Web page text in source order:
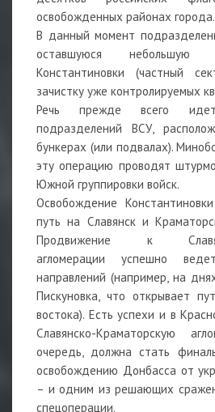
освобожденных районах города.
В данный момент
оставшуюся небольшую
Константиновки (частный
зачистку уже контролируемых
Речь прежде всего
подразделений ВСУ,
бункерах (или подвалах).
эту операцию проводят
Южной группировки войск.
Освобождение
путь на Славянск и
Продвижение к
агломерации успешно
направлений (например, на
Пискуновка, что открывает
востока). Есть успехи и в
Славянско-Краматорскую
очередь, должна стать
освобождению Донбасса от
– и одним из решающих
спецоперации.